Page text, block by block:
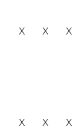
X X X
X X X